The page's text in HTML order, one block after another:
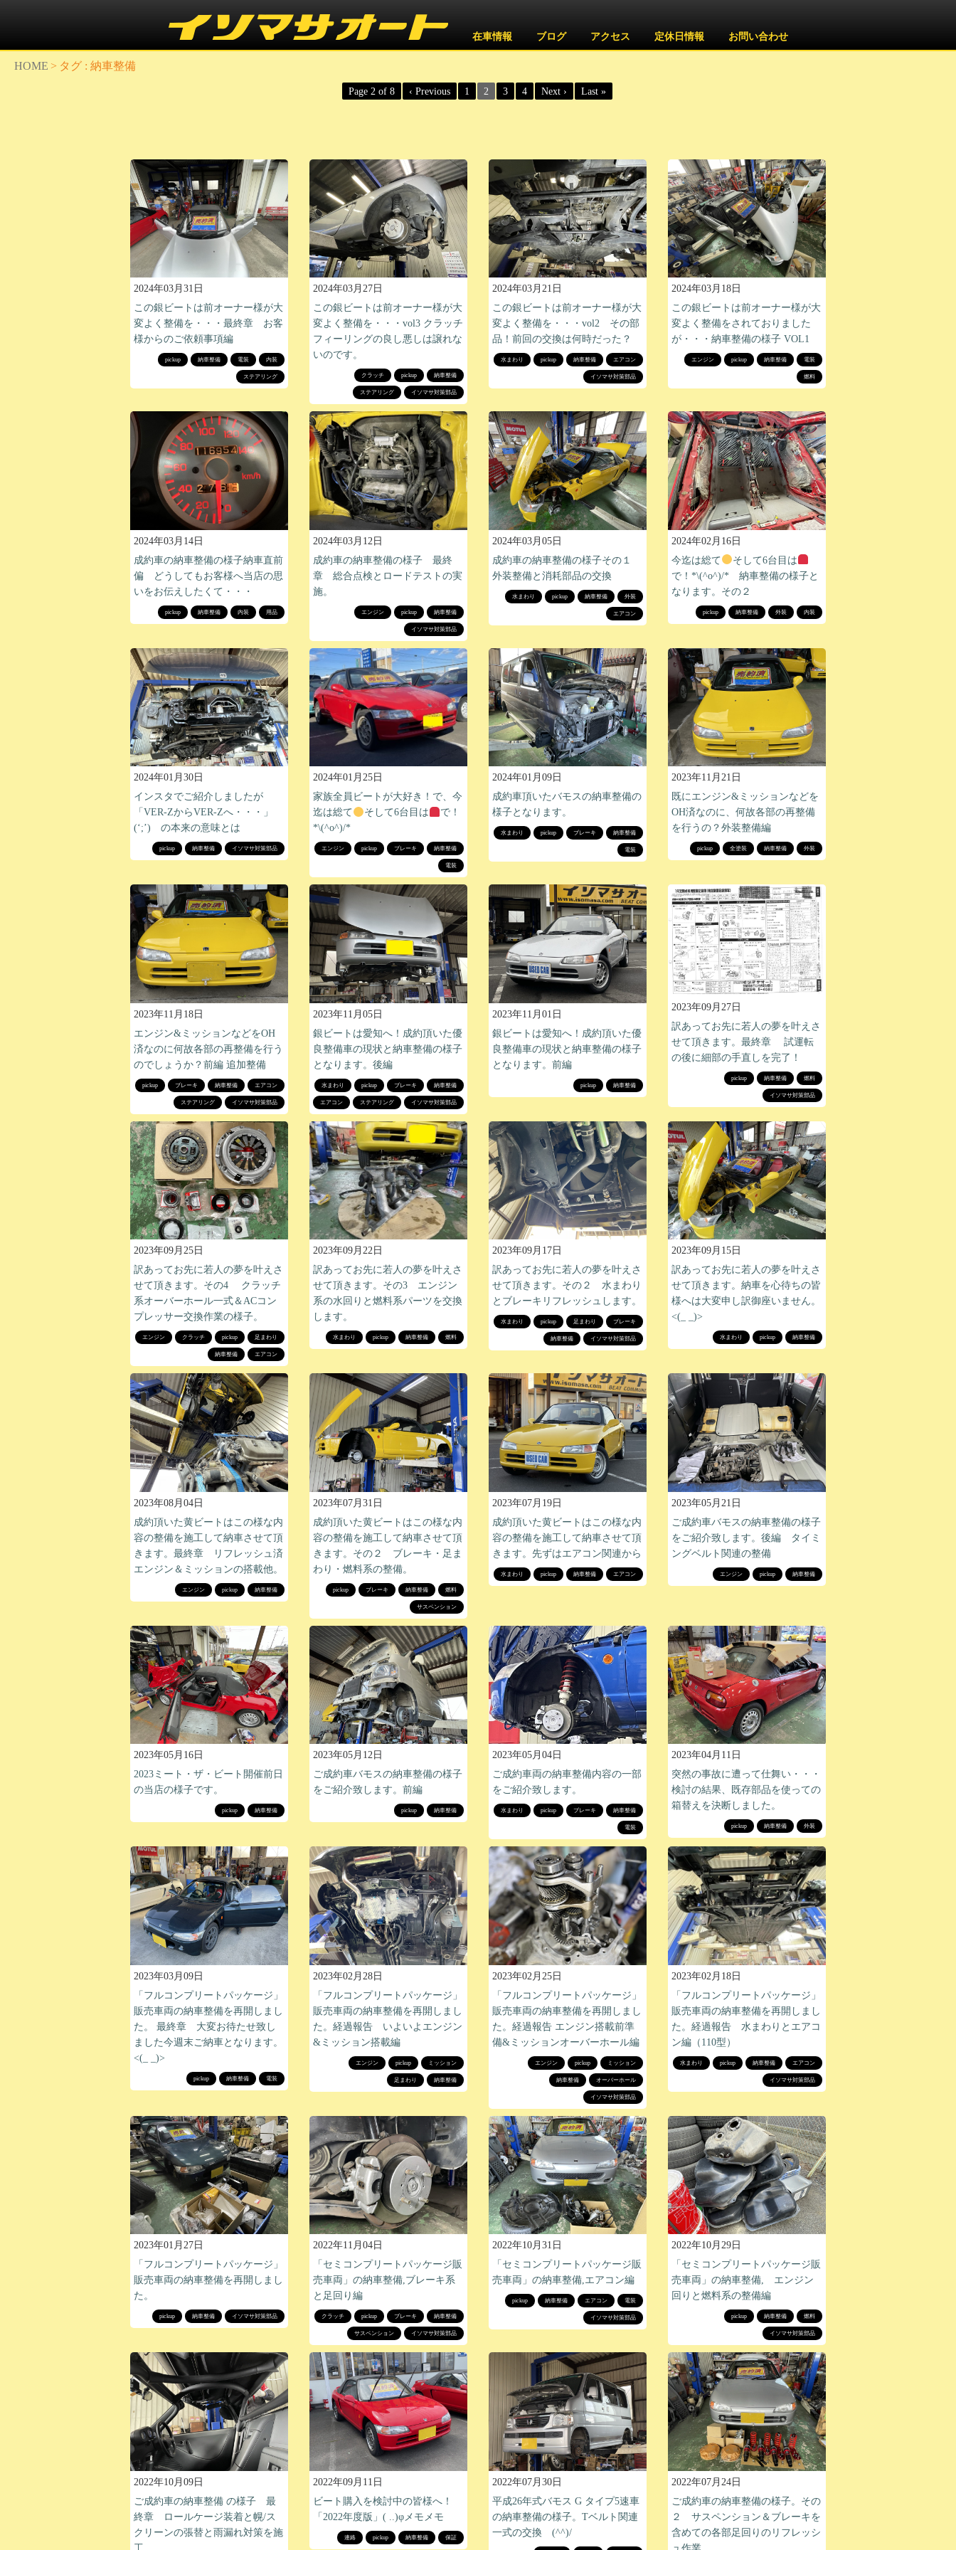
在車情報 ブログ アクセス 定休日情報 お問い合わせ
HOME > タグ : 納車整備
Page 2 of 8 ‹ Previous 1 2 3 4 Next › Last »
2024年03月31日
この銀ビートは前オーナー様が大
変よく整備を・・・最終章 お客
様からのご依頼事項編
pickup 納車整備 電装 内装
ステアリング
2024年03月27日
この銀ビートは前オーナー様が大
変よく整備を・・・vol3 クラッチ
フィーリングの良し悪しは譲れな
いのです。
クラッチ pickup 納車整備
ステアリング イソマサ対策部品
2024年03月21日
この銀ビートは前オーナー様が大
変よく整備を・・・vol2 その部
品！前回の交換は何時だった？
水まわり pickup 納車整備 エアコン
イソマサ対策部品
2024年03月18日
この銀ビートは前オーナー様が大
変よく整備をされておりました
が・・・納車整備の様子 VOL1
エンジン pickup 納車整備 電装
燃料
2024年03月14日
成約車の納車整備の様子納車直前
偏 どうしてもお客様へ当店の思
いをお伝えしたくて・・・
pickup 納車整備 内装 用品
2024年03月12日
成約車の納車整備の様子 最終
章 総合点検とロードテストの実
施。
エンジン pickup 納車整備
イソマサ対策部品
2024年03月05日
成約車の納車整備の様子その１
外装整備と消耗部品の交換
水まわり pickup 納車整備 外装
エアコン
2024年02月16日
今迄は総て
そして6台目は
で！*\(^o^)/* 納車整備の様子と
なります。その２
pickup 納車整備 外装 内装
2024年01月30日
インスタでご紹介しましたが
「VER-ZからVER-Zへ・・・」
(‘;’) の本来の意味とは
pickup 納車整備 イソマサ対策部品
2024年01月25日
家族全員ビートが大好き！で、今
迄は総て
そして6台目は
で！
*\(^o^)/*
エンジン pickup ブレーキ 納車整備
電装
2024年01月09日
成約車頂いたバモスの納車整備の
様子となります。
水まわり pickup ブレーキ 納車整備
電装
2023年11月21日
既にエンジン&ミッションなどを
OH済なのに、何故各部の再整備
を行うの？外装整備編
pickup 全塗装 納車整備 外装
2023年11月18日
エンジン&ミッションなどをOH
済なのに何故各部の再整備を行う
のでしょうか？前編 追加整備
pickup ブレーキ 納車整備 エアコン
ステアリング イソマサ対策部品
2023年11月05日
銀ビートは愛知へ！成約頂いた優
良整備車の現状と納車整備の様子
となります。後編
水まわり pickup ブレーキ 納車整備
エアコン ステアリング イソマサ対策部品
2023年11月01日
銀ビートは愛知へ！成約頂いた優
良整備車の現状と納車整備の様子
となります。前編
pickup 納車整備
2023年09月27日
訳あってお先に若人の夢を叶えさ
せて頂きます。最終章 試運転
の後に細部の手直しを完了！
pickup 納車整備 燃料
イソマサ対策部品
2023年09月25日
訳あってお先に若人の夢を叶えさ
せて頂きます。その4 クラッチ
系オーバーホール一式＆ACコン
プレッサー交換作業の様子。
エンジン クラッチ pickup 足まわり
納車整備 エアコン
2023年09月22日
訳あってお先に若人の夢を叶えさ
せて頂きます。その3 エンジン
系の水回りと燃料系パーツを交換
します。
水まわり pickup 納車整備 燃料
2023年09月17日
訳あってお先に若人の夢を叶えさ
せて頂きます。その２ 水まわり
とブレーキリフレッシュします。
水まわり pickup 足まわり ブレーキ
納車整備 イソマサ対策部品
2023年09月15日
訳あってお先に若人の夢を叶えさ
せて頂きます。納車を心待ちの皆
様へは大変申し訳御座いません。
<(_ _)>
水まわり pickup 納車整備
2023年08月04日
成約頂いた黄ビートはこの様な内
容の整備を施工して納車させて頂
きます。最終章 リフレッシュ済
エンジン＆ミッションの搭載他。
エンジン pickup 納車整備
2023年07月31日
成約頂いた黄ビートはこの様な内
容の整備を施工して納車させて頂
きます。その２ ブレーキ・足ま
わり・燃料系の整備。
pickup ブレーキ 納車整備 燃料
サスペンション
2023年07月19日
成約頂いた黄ビートはこの様な内
容の整備を施工して納車させて頂
きます。先ずはエアコン関連から
水まわり pickup 納車整備 エアコン
2023年05月21日
ご成約車バモスの納車整備の様子
をご紹介致します。後編 タイミ
ングベルト関連の整備
エンジン pickup 納車整備
2023年05月16日
2023ミート・ザ・ビート開催前日
の当店の様子です。
pickup 納車整備
2023年05月12日
ご成約車バモスの納車整備の様子
をご紹介致します。前編
pickup 納車整備
2023年05月04日
ご成約車両の納車整備内容の一部
をご紹介致します。
水まわり pickup ブレーキ 納車整備
電装
2023年04月11日
突然の事故に遭って仕舞い・・・
検討の結果、既存部品を使っての
箱替えを決断しました。
pickup 納車整備 外装
2023年03月09日
「フルコンプリートパッケージ」
販売車両の納車整備を再開しまし
た。 最終章 大変お待たせ致し
ました今週末ご納車となります。
<(_ _)>
pickup 納車整備 電装
2023年02月28日
「フルコンプリートパッケージ」
販売車両の納車整備を再開しまし
た。経過報告 いよいよエンジン
&ミッション搭載編
エンジン pickup ミッション
足まわり 納車整備
2023年02月25日
「フルコンプリートパッケージ」
販売車両の納車整備を再開しまし
た。経過報告 エンジン搭載前準
備&ミッションオーバーホール編
エンジン pickup ミッション
納車整備 オーバーホール
イソマサ対策部品
2023年02月18日
「フルコンプリートパッケージ」
販売車両の納車整備を再開しまし
た。経過報告 水まわりとエアコ
ン編（110型）
水まわり pickup 納車整備 エアコン
イソマサ対策部品
2023年01月27日
「フルコンプリートパッケージ」
販売車両の納車整備を再開しまし
た。
pickup 納車整備 イソマサ対策部品
2022年11月04日
「セミコンプリートパッケージ販
売車両」の納車整備,ブレーキ系
と足回り編
クラッチ pickup ブレーキ 納車整備
サスペンション イソマサ対策部品
2022年10月31日
「セミコンプリートパッケージ販
売車両」の納車整備,エアコン編
pickup 納車整備 エアコン 電装
イソマサ対策部品
2022年10月29日
「セミコンプリートパッケージ販
売車両」の納車整備, エンジン
回りと燃料系の整備編
pickup 納車整備 燃料
イソマサ対策部品
2022年10月09日
ご成約車の納車整備 の様子 最
終章 ロールケージ装着と幌/ス
クリーンの張替と雨漏れ対策を施
2022年09月11日
ビート購入を検討中の皆様へ！
「2022年度版」( ..)φメモメモ
連絡 pickup 納車整備 保証
2022年07月30日
平成26年式バモス G タイプ5速車
の納車整備の様子。Tベルト関連
一式の交換 (^^)/
2022年07月24日
ご成約車の納車整備の様子。その
２ サスペンション＆ブレーキを
含めての各部足回りのリフレッシ